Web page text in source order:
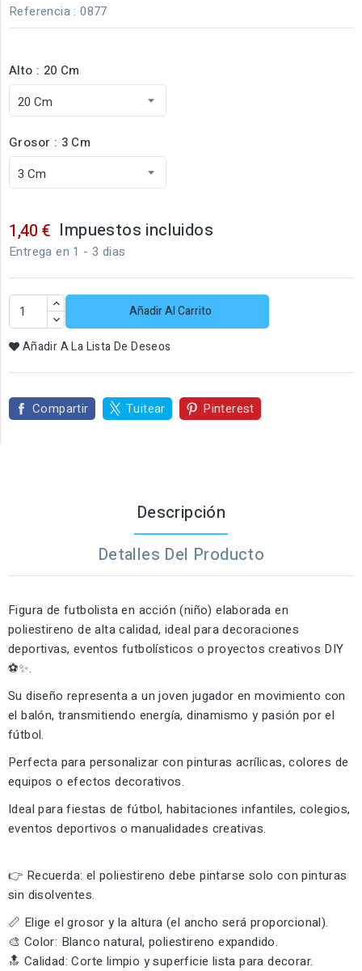
Referencia : 0877
Alto : 20 Cm
Grosor : 3 Cm
1,40 € Impuestos incluidos
Entrega en 1 - 3 dias
Añadir Al Carrito
Añadir A La Lista De Deseos
Compartir Tuitear Pinterest
Descripción
Detalles Del Producto
Figura de futbolista en acción (niño) elaborada en
poliestireno de alta calidad, ideal para decoraciones
deportivas, eventos futbolísticos o proyectos creativos DIY
⚽✨.
Su diseño representa a un joven jugador en movimiento con
el balón, transmitiendo energía, dinamismo y pasión por el
fútbol.
Perfecta para personalizar con pinturas acrílicas, colores de
equipos o efectos decorativos.
Ideal para fiestas de fútbol, habitaciones infantiles, colegios,
eventos deportivos o manualidades creativas.
👉 Recuerda: el poliestireno debe pintarse solo con pinturas
sin disolventes.
📏 Elige el grosor y la altura (el ancho será proporcional).
🎨 Color: Blanco natural, poliestireno expandido.
🔝 Calidad: Corte limpio y superficie lista para decorar.